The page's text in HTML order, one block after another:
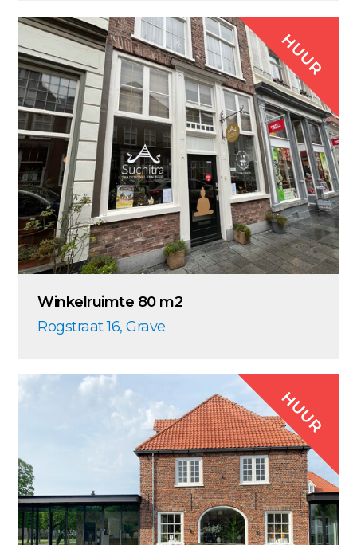
Winkelruimte 80 m2
Rogstraat 16, Grave
HUUR
HUUR